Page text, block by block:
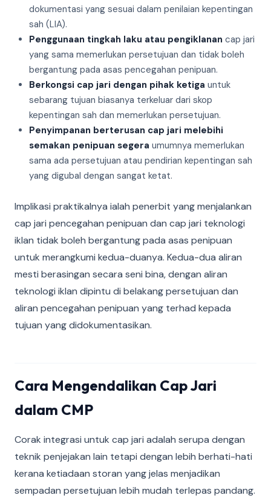
dokumentasi yang sesuai dalam penilaian kepentingan
sah (LIA).
Penggunaan tingkah laku atau pengiklanan cap jari
yang sama memerlukan persetujuan dan tidak boleh
bergantung pada asas pencegahan penipuan.
Berkongsi cap jari dengan pihak ketiga untuk
sebarang tujuan biasanya terkeluar dari skop
kepentingan sah dan memerlukan persetujuan.
Penyimpanan berterusan cap jari melebihi
semakan penipuan segera umumnya memerlukan
sama ada persetujuan atau pendirian kepentingan sah
yang digubal dengan sangat ketat.
Implikasi praktikalnya ialah penerbit yang menjalankan
cap jari pencegahan penipuan dan cap jari teknologi
iklan tidak boleh bergantung pada asas penipuan
untuk merangkumi kedua-duanya. Kedua-dua aliran
mesti berasingan secara seni bina, dengan aliran
teknologi iklan dipintu di belakang persetujuan dan
aliran pencegahan penipuan yang terhad kepada
tujuan yang didokumentasikan.
Cara Mengendalikan Cap Jari
dalam CMP
Corak integrasi untuk cap jari adalah serupa dengan
teknik penjejakan lain tetapi dengan lebih berhati-hati
kerana ketiadaan storan yang jelas menjadikan
sempadan persetujuan lebih mudah terlepas pandang.